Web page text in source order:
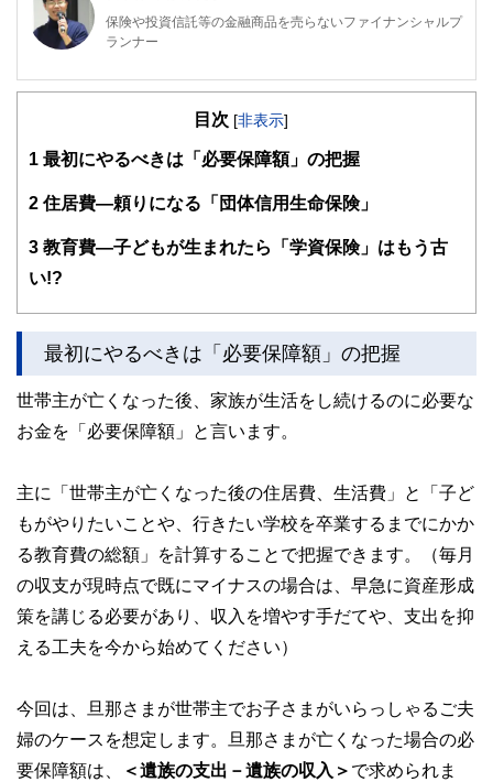
保険や投資信託等の金融商品を売らないファイナンシャルプ
ランナー
住宅など大きな買い物の際のセカンドオピニオンとしても選
講師としては、ライフプランやお金の知識が学べるセミナー
得なスキルを楽しく身につけるスキルアップ研修も手掛けて
目次 [非表示]
1 最初にやるべきは「必要保障額」の把握
2 住居費―頼りになる「団体信用生命保険」
3 教育費―子どもが生まれたら「学資保険」はもう古
い!?
最初にやるべきは「必要保障額」の把握
世帯主が亡くなった後、家族が生活をし続けるのに必要な
お金を「必要保障額」と言います。
主に「世帯主が亡くなった後の住居費、生活費」と「子ど
もがやりたいことや、行きたい学校を卒業するまでにかか
る教育費の総額」を計算することで把握できます。（毎月
の収支が現時点で既にマイナスの場合は、早急に資産形成
策を講じる必要があり、収入を増やす手だてや、支出を抑
える工夫を今から始めてください）
今回は、旦那さまが世帯主でお子さまがいらっしゃるご夫
婦のケースを想定します。旦那さまが亡くなった場合の必
要保障額は、
＜遺族の支出－遺族の収入＞ で求められま